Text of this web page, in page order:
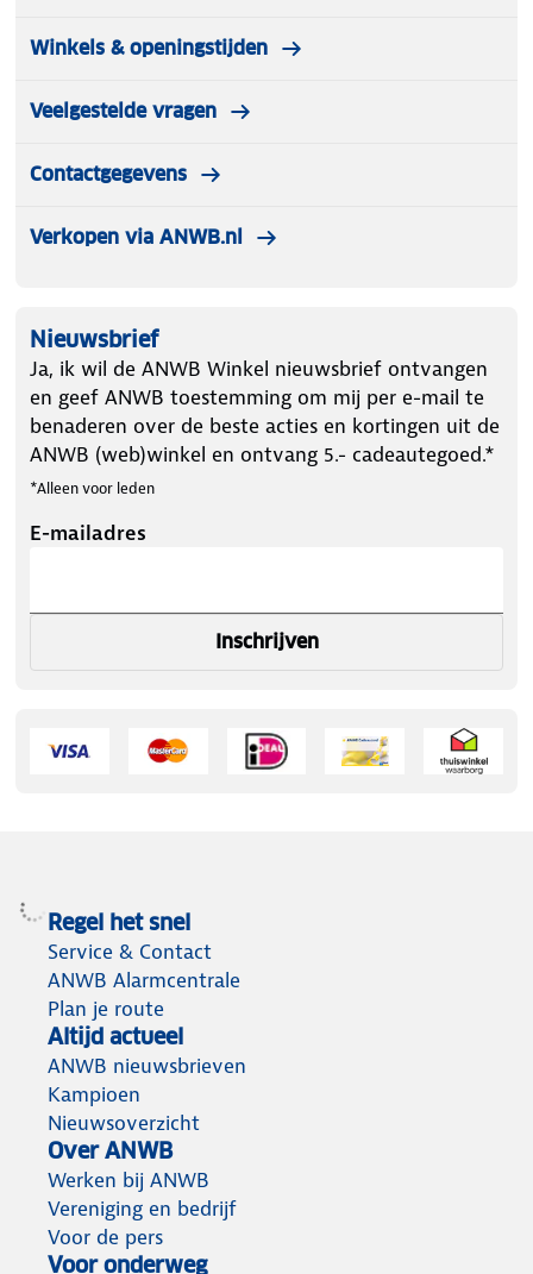
Winkels & openingstijden
Veelgestelde vragen
Contactgegevens
Verkopen via ANWB.nl
Nieuwsbrief
Ja, ik wil de ANWB Winkel nieuwsbrief ontvangen
en geef ANWB toestemming om mij per e-mail te
benaderen over de beste acties en kortingen uit de
ANWB (web)winkel en ontvang 5.- cadeautegoed.*
*Alleen voor leden
E-mailadres
Inschrijven
Regel het snel
Service & Contact
ANWB Alarmcentrale
Plan je route
Altijd actueel
ANWB nieuwsbrieven
Kampioen
Nieuwsoverzicht
Over ANWB
Werken bij ANWB
Vereniging en bedrijf
Voor de pers
Voor onderweg